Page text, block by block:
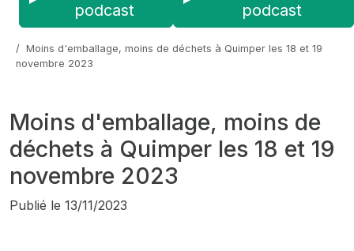
podcast
podcast
Moins d'emballage, moins de déchets à Quimper les 18 et 19
novembre 2023
Moins d'emballage, moins de
déchets à Quimper les 18 et 19
novembre 2023
Publié le 13/11/2023